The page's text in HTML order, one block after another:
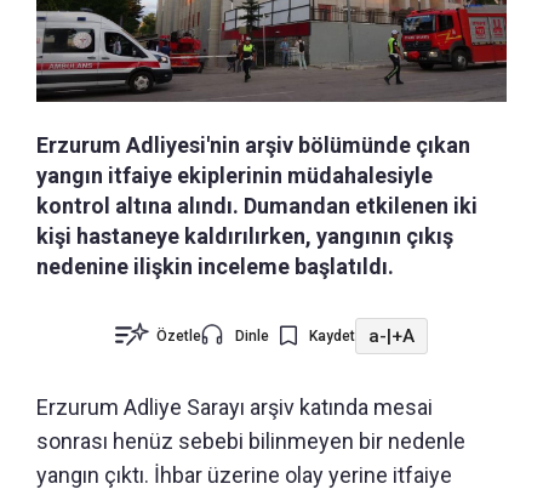
Erzurum Adliyesi'nin arşiv bölümünde çıkan
yangın itfaiye ekiplerinin müdahalesiyle
kontrol altına alındı. Dumandan etkilenen iki
kişi hastaneye kaldırılırken, yangının çıkış
nedenine ilişkin inceleme başlatıldı.
Özetle Dinle Kaydet a-|+A
Erzurum Adliye Sarayı arşiv katında mesai
sonrası henüz sebebi bilinmeyen bir nedenle
yangın çıktı. İhbar üzerine olay yerine itfaiye